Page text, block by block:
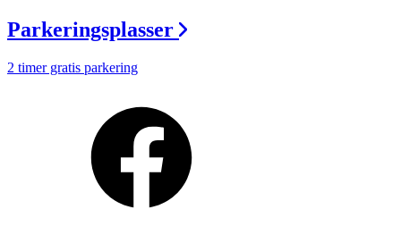
Parkeringsplasser
2 timer gratis parkering